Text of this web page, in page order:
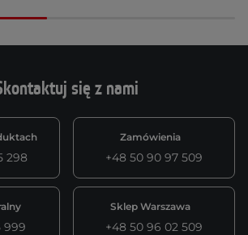
się z nami
298
Zamówienia
+48 50 90 97 509
999
Sklep Warszawa
+48 50 96 02 509